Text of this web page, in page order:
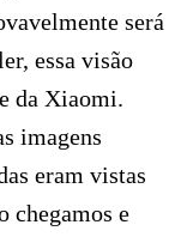
será
essa visão
da Xiaomi.
imagens
eram vistas
chegamos e